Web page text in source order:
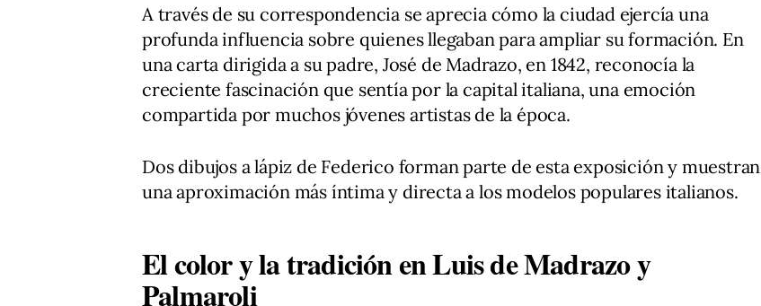
A través de su correspondencia se aprecia cómo la ciudad ejercía una
profunda influencia sobre quienes llegaban para ampliar su formación. En
una carta dirigida a su padre, José de Madrazo, en 1842, reconocía la
creciente fascinación que sentía por la capital italiana, una emoción
compartida por muchos jóvenes artistas de la época.
Dos dibujos a lápiz de Federico forman parte de esta exposición y muestran
una aproximación más íntima y directa a los modelos populares italianos.
El color y la tradición en Luis de Madrazo y
Palmaroli